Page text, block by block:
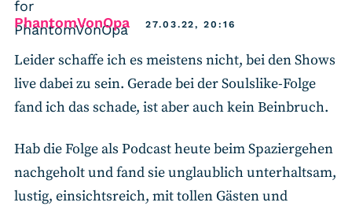
PhantomVonOpasays:27.03.22, 20:16
Leider schaffe ich es meistens nicht, bei den Shows
live dabei zu sein. Gerade bei der Soulslike-Folge
fand ich das schade, ist aber auch kein Beinbruch.
Hab die Folge als Podcast heute beim Spaziergehen
nachgeholt und fand sie unglaublich unterhaltsam,
lustig, einsichtsreich, mit tollen Gästen und